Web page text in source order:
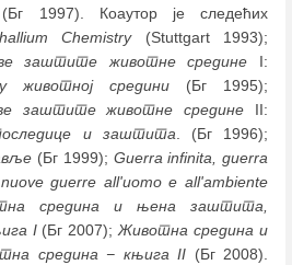
1997). Коаутор је следећих
Chemistry(Stuttgart 1993);
заштите животне средине I:
средини (Бг 1995);
заштите животне средине II:
и заштита. (Бг 1996);
(Бг 1999); Guerra infinita, guerra
guerre all'uomo e all'ambiente
средина и њена заштита,
I(Бг 2007);Животна средина и
средина − књига II (Бг 2008).